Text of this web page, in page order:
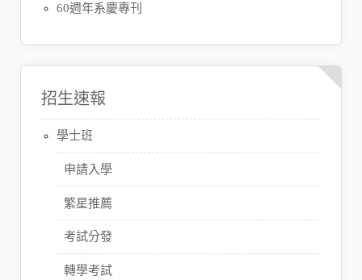
60週年系慶專刊
招生速報
學士班
申請入學
繁星推薦
考試分發
轉學考試